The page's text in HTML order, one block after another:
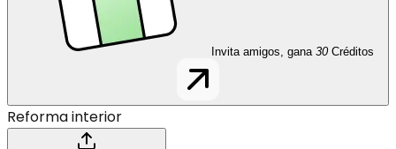
Invita amigos, gana 30 Créditos
Reforma interior